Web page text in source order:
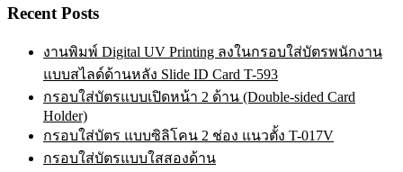
Recent Posts
งานพิมพ์ Digital UV Printing ลงในกรอบใส่บัตรพนักงาน
แบบสไลด์ด้านหลัง Slide ID Card T-593
กรอบใส่บัตรแบบเปิดหน้า 2 ด้าน (Double-sided Card
Holder)
กรอบใส่บัตร แบบซิลิโคน 2 ช่อง แนวตั้ง T-017V
กรอบใส่บัตรแบบใสสองด้าน